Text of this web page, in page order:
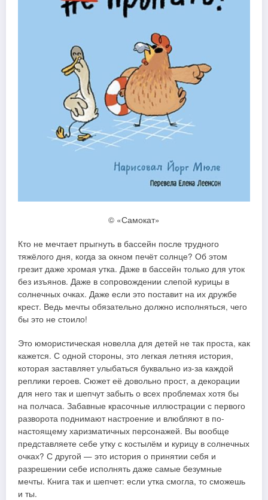
© «Самокат»
Кто не мечтает прыгнуть в бассейн после трудного
тяжёлого дня, когда за окном печёт солнце? Об этом
грезит даже хромая утка. Даже в бассейн только для уток
без изъянов. Даже в сопровождении слепой курицы в
солнечных очках. Даже если это поставит на их дружбе
крест. Ведь мечты обязательно должно исполняться, чего
бы это не стоило!
Это юмористическая новелла для детей не так проста, как
кажется. С одной стороны, это легкая летняя история,
которая заставляет улыбаться буквально из-за каждой
реплики героев. Сюжет её довольно прост, а декорации
для него так и шепчут забыть о всех проблемах хотя бы
на полчаса. Забавные красочные иллюстрации с первого
разворота поднимают настроение и влюбляют в по-
настоящему харизматичных персонажей. Вы вообще
представляете себе утку с костылём и курицу в солнечных
очках? С другой — это история о принятии себя и
разрешении себе исполнять даже самые безумные
мечты. Книга так и шепчет: если утка смогла, то сможешь
и ты.